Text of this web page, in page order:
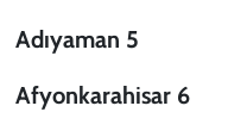
Adıyaman 5
Afyonkarahisar 6